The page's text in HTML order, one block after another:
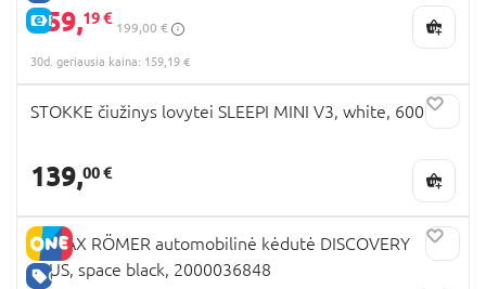
E-KAINA
159,19 €
199,00 €
30d. geriausia kaina: 159,19 €
STOKKE čiužinys lovytei SLEEPI MINI V3, white, 600101
139,00 €
GERA KAINA
BRITAX RÖMER automobilinė kėdutė DISCOVERY
PLUS, space black, 2000036848